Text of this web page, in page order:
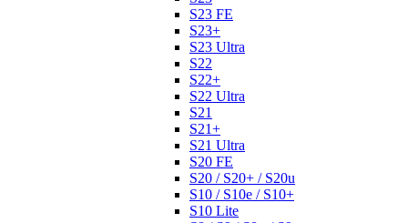
S23 FE
S23+
S23 Ultra
S22
S22+
S22 Ultra
S21
S21+
S21 Ultra
S20 FE
S20 / S20+ / S20u
S10 / S10e / S10+
S10 Lite